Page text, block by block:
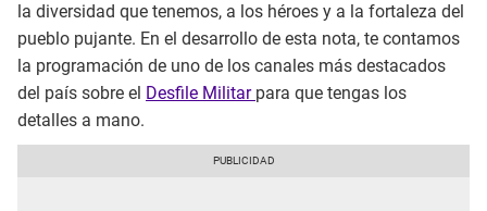
la diversidad que tenemos, a los héroes y a la fortaleza del
pueblo pujante. En el desarrollo de esta nota, te contamos
la programación de uno de los canales más destacados
del país sobre el Desfile Militar para que tengas los
detalles a mano.